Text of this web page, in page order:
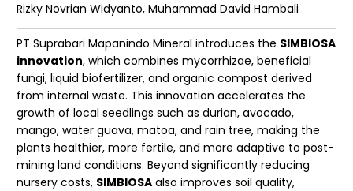
Rizky Novrian Widyanto, Muhammad David Hambali
PT Suprabari Mapanindo Mineral introduces the SIMBIOSA
innovation, which combines mycorrhizae, beneficial
fungi, liquid biofertilizer, and organic compost derived
from internal waste. This innovation accelerates the
growth of local seedlings such as durian, avocado,
mango, water guava, matoa, and rain tree, making the
plants healthier, more fertile, and more adaptive to post-
mining land conditions. Beyond significantly reducing
nursery costs, SIMBIOSA also improves soil quality,